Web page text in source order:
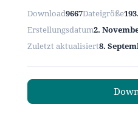
Download9667Dateigröße
Erstellungsdatum2.
Zuletzt aktualisiert8.